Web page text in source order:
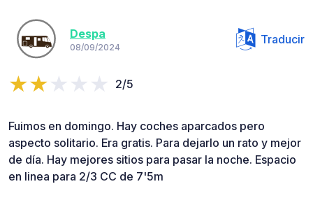
Despa
08/09/2024
Traducir
2/5
Fuimos en domingo. Hay coches aparcados pero
aspecto solitario. Era gratis. Para dejarlo un rato y mejor
de día. Hay mejores sitios para pasar la noche. Espacio
en linea para 2/3 CC de 7'5m